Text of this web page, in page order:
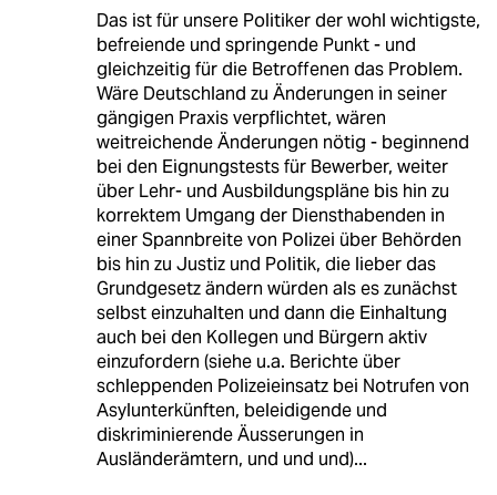
Das ist für unsere Politiker der wohl wichtigste,
befreiende und springende Punkt - und
gleichzeitig für die Betroffenen das Problem.
Wäre Deutschland zu Änderungen in seiner
gängigen Praxis verpflichtet, wären
weitreichende Änderungen nötig - beginnend
bei den Eignungstests für Bewerber, weiter
über Lehr- und Ausbildungspläne bis hin zu
korrektem Umgang der Diensthabenden in
einer Spannbreite von Polizei über Behörden
bis hin zu Justiz und Politik, die lieber das
Grundgesetz ändern würden als es zunächst
selbst einzuhalten und dann die Einhaltung
auch bei den Kollegen und Bürgern aktiv
einzufordern (siehe u.a. Berichte über
schleppenden Polizeieinsatz bei Notrufen von
Asylunterkünften, beleidigende und
diskriminierende Äusserungen in
Ausländerämtern, und und und)...